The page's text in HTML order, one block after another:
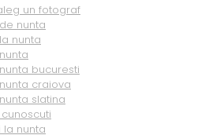
un fotograf
nunta
nunta
bucuresti
craiova
slatina
nunta